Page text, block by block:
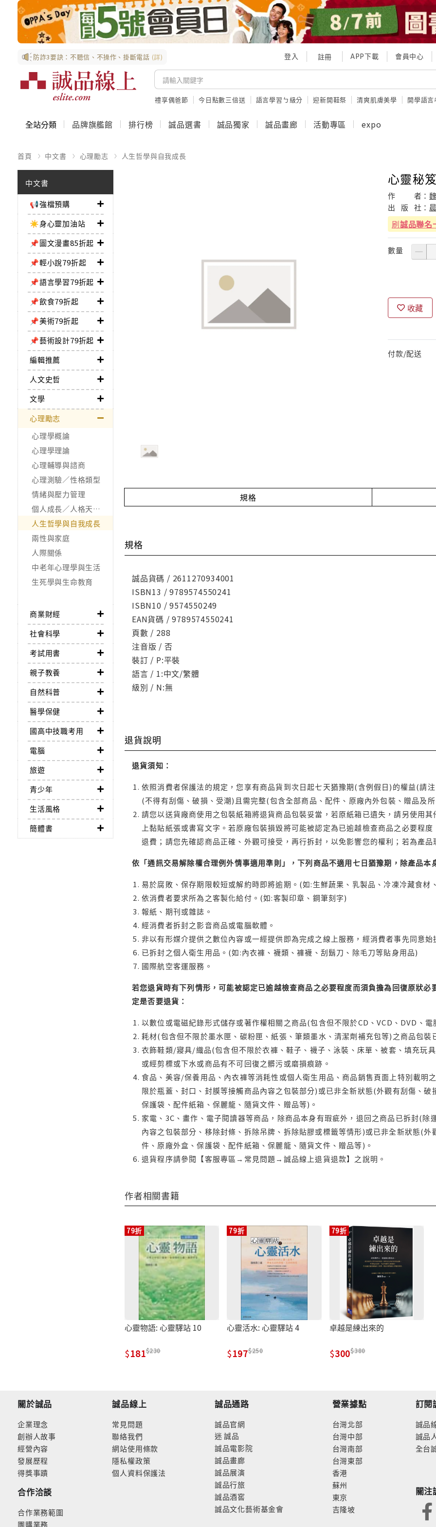
防詐3要訣：不聽信、不操作、掛斷電話 (詳) 登入 註冊 APP下載 會員中心
禮享偶爸節 今日點數三倍送 語言學習ㄅ級分 迎新開鞋祭 清爽肌膚美學 開學語
全站分類 品牌旗艦館 排行榜 誠品選書 誠品獨家 誠品畫廊 活動專區 expo
首頁 中文書 心理勵志 人生哲學與自我成長
中文書
📢強檔預購
☀️身心靈加油站
📌圖文漫畫85折起
📌輕小說79折起
📌語言學習79折起
📌飲食79折起
📌美術79折起
📌藝術設計79折起
編輯推薦
人文史哲
文學
心理勵志
心理學概論
心理學理論
心理輔導與諮商
心理測驗／性格類型
情緒與壓力管理
個人成長／人格天賦／潛能開發
人生哲學與自我成長
兩性與家庭
人際關係
中老年心理學與生活
生死學與生命教育
商業財經
社會科學
考試用書
親子教養
自然科普
醫學保健
國高中技職考用
電腦
旅遊
青少年
生活風格
簡體書
心靈秘
作 者：
出
版 社：
刷誠品聯名
數量
收藏
付款/配送
規格
規格
誠品貨碼 / 2611270934001
ISBN13 / 9789574550241
ISBN10 / 9574550249
EAN貨碼 / 9789574550241
頁數 / 288
注音版 / 否
裝訂 / P:平裝
語言 / 1:中文/繁體
級別 / N:無
退貨說明
退貨須知：
依照消費者保護法的規定，您享有商品貨到次日起七天猶豫期(含例假日)的權益(請
(不得有刮傷、破損、受潮)且需完整(包含全部商品、配件、原廠內外包裝、贈品及
請您以送貨廠商使用之包裝紙箱將退貨商品包裝妥當，若原紙箱已遺失，請另使用
上黏貼紙張或書寫文字。若原廠包裝損毀將可能被認定為已逾越檢查商品之必要程
退費；請您先確認商品正確、外觀可接受，再行拆封，以免影響您的權利；若為產
依「通訊交易解除權合理例外情事適用準則」，下列商品不適用七日猶豫期，除產品本
易於腐敗、保存期限較短或解約時即將逾期。(如:生鮮蔬果、乳製品、冷凍冷藏食材
依消費者要求所為之客製化給付。(如:客製印章、鋼筆刻字)
報紙、期刊或雜誌。
經消費者拆封之影音商品或電腦軟體。
非以有形媒介提供之數位內容或一經提供即為完成之線上服務，經消費者事先同意
已拆封之個人衛生用品。(如:內衣褲、襪類、褲襪、刮鬍刀、除毛刀等貼身用品)
國際航空客運服務。
若您退貨時有下列情形，可能被認定已逾越檢查商品之必要程度而須負擔為回復原狀
定是否要退貨：
以數位或電磁紀錄形式儲存或著作權相關之商品(包含但不限於CD、VCD、DVD、
耗材(包含但不限於墨水匣、碳粉匣、紙張、筆類墨水、清潔劑補充包等)之商品包
衣飾鞋類/寢具/織品(包含但不限於衣褲、鞋子、襪子、泳裝、床單、被套、填充玩
或經剪標或下水或商品有不可回復之髒污或磨損痕跡。
食品、美容/保養用品、內衣褲等消耗性或個人衛生用品、商品銷售頁面上特別載明
限於瓶蓋、封口、封膜等接觸商品內容之包裝部分)或已非全新狀態(外觀有刮傷、
保護袋、配件紙箱、保麗龍、隨貨文件、贈品等)。
家電、3C、畫作、電子閱讀器等商品，除商品本身有瑕疵外，退回之商品已拆封(
內容之包裝部分、移除封條、拆除吊牌、拆除貼膠或標籤等情形)或已非全新狀態(
件、原廠外盒、保護袋、配件紙箱、保麗龍、隨貨文件、贈品等)。
退貨程序請參閱【客服專區→常見問題→誠品線上退貨退款】之說明。
作者相關書籍
79折
心靈物語: 心靈驛站 10
181 230
79折
心靈活水: 心靈驛站 4
197 250
79折
卓越是練出來的
300 380
關於誠品
企業理念
創辦人故事
經營內容
發展歷程
得獎事蹟
合作洽談
合作業務範圍
團購業務
誠品線上
常見問題
聯絡我們
網站使用條款
隱私權政策
個人資料保護法
誠品通路
誠品官網
迷 誠品
誠品電影院
誠品畫廊
誠品展演
誠品行旅
誠品酒窖
誠品文化藝術基金會
營業據點
台灣北部
台灣中部
台灣南部
台灣東部
香港
蘇州
東京
吉隆坡
訂閱
誠品
誠品
全台
關注